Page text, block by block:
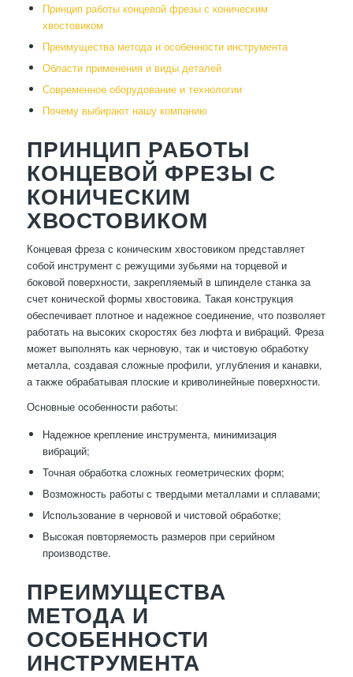
Принцип работы концевой фрезы с коническим
хвостовиком
Преимущества метода и особенности инструмента
Области применения и виды деталей
Современное оборудование и технологии
Почему выбирают нашу компанию
ПРИНЦИП РАБОТЫ
КОНЦЕВОЙ ФРЕЗЫ С
КОНИЧЕСКИМ
ХВОСТОВИКОМ
Концевая фреза с коническим хвостовиком представляет
собой инструмент с режущими зубьями на торцевой и
боковой поверхности, закрепляемый в шпинделе станка за
счет конической формы хвостовика. Такая конструкция
обеспечивает плотное и надежное соединение, что позволяет
работать на высоких скоростях без люфта и вибраций. Фреза
может выполнять как черновую, так и чистовую обработку
металла, создавая сложные профили, углубления и канавки,
а также обрабатывая плоские и криволинейные поверхности.
Основные особенности работы:
Надежное крепление инструмента, минимизация
вибраций;
Точная обработка сложных геометрических форм;
Возможность работы с твердыми металлами и сплавами;
Использование в черновой и чистовой обработке;
Высокая повторяемость размеров при серийном
производстве.
ПРЕИМУЩЕСТВА
МЕТОДА И
ОСОБЕННОСТИ
ИНСТРУМЕНТА